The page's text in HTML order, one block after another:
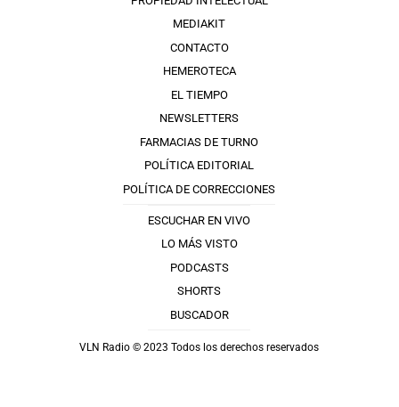
MEDIAKIT
CONTACTO
HEMEROTECA
EL TIEMPO
NEWSLETTERS
FARMACIAS DE TURNO
POLÍTICA EDITORIAL
POLÍTICA DE CORRECCIONES
ESCUCHAR EN VIVO
LO MÁS VISTO
PODCASTS
SHORTS
BUSCADOR
VLN Radio © 2023 Todos los derechos reservados